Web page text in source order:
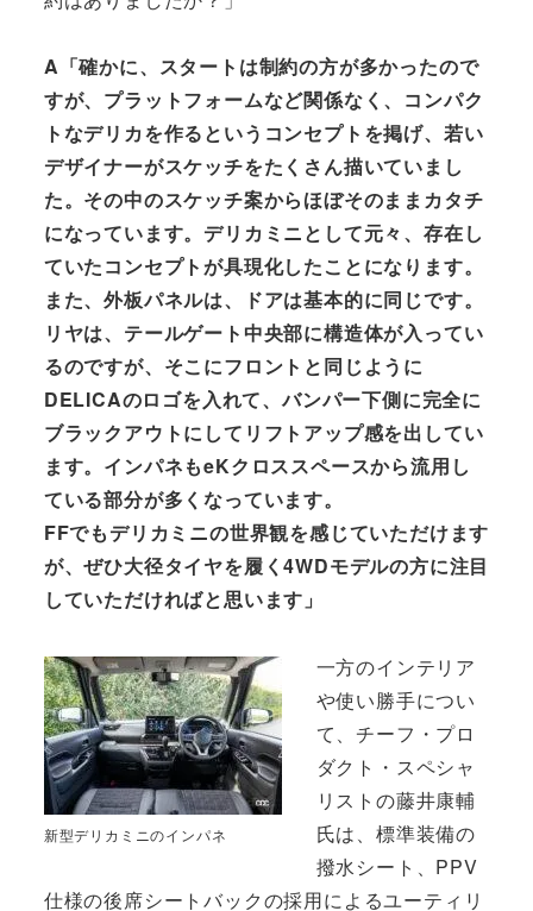
A「確かに、スタートは制約の方が多かったので
すが、プラットフォームなど関係なく、コンパク
トなデリカを作るというコンセプトを掲げ、若い
デザイナーがスケッチをたくさん描いていまし
た。その中のスケッチ案からほぼそのままカタチ
になっています。デリカミニとして元々、存在し
ていたコンセプトが具現化したことになります。
また、外板パネルは、ドアは基本的に同じです。
リヤは、テールゲート中央部に構造体が入ってい
るのですが、そこにフロントと同じように
DELICAのロゴを入れて、バンパー下側に完全に
ブラックアウトにしてリフトアップ感を出してい
ます。インパネもeKクロススペースから流用し
ている部分が多くなっています。
FFでもデリカミニの世界観を感じていただけます
が、ぜひ大径タイヤを履く4WDモデルの方に注目
していただければと思います」
新型デリカミニのインパネ
一方のインテリア
や使い勝手につい
て、チーフ・プロ
ダクト・スペシャ
リストの藤井康輔
氏は、標準装備の
撥水シート、PPV
仕様の後席シートバックの採用によるユーティリ